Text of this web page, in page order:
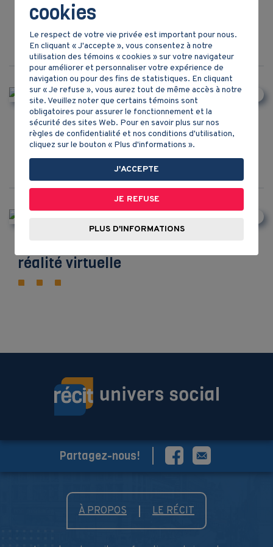
Vidéo 360° - 2e cycle
Québec, Prairies et Côte Ouest vers
1905
réalité virtuelle
À PROPOS LE RÉCIT
Partagez-nous!
cookies
Le respect de votre vie privée est important pour nous.
En cliquant « J'accepte », vous consentez à notre
utilisation des témoins « cookies » sur votre navigateur
pour améliorer et personnaliser votre expérience de
navigation ou pour des fins de statistiques. En cliquant
sur « Je refuse », vous aurez tout de même accès à notre
site. Veuillez noter que certains témoins sont
obligatoires pour assurer le fonctionnement et la
sécurité des sites Web. Pour en savoir plus sur nos
règles de confidentialité et nos conditions d'utilisation,
cliquez sur le bouton « Plus d'informations ».
J'ACCEPTE
JE REFUSE
PLUS D'INFORMATIONS